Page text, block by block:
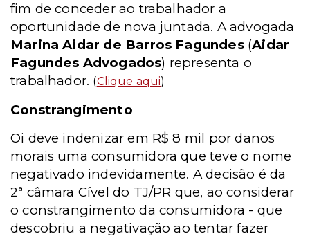
fim de conceder ao trabalhador a
oportunidade de nova juntada. A advogada
Marina Aidar de Barros Fagundes (Aidar
Fagundes Advogados) representa o
trabalhador. (Clique aqui)
Constrangimento
Oi deve indenizar em R$ 8 mil por danos
morais uma consumidora que teve o nome
negativado indevidamente. A decisão é da
2ª câmara Cível do TJ/PR que, ao considerar
o constrangimento da consumidora - que
descobriu a negativação ao tentar fazer